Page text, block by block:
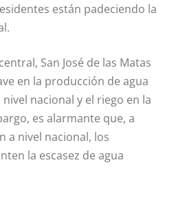
están padeciendo la
San José de las Matas
en la producción de agua
nacional y el riego en la
es alarmante que, a
a nivel nacional, los
la escasez de agua